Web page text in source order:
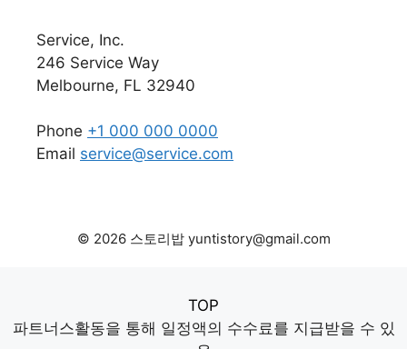
Service, Inc.
246 Service Way
Melbourne, FL 32940
Phone +1 000 000 0000
Email service@service.com
© 2026 스토리밥 yuntistory@gmail.com
TOP
파트너스활동을 통해 일정액의 수수료를 지급받을 수 있